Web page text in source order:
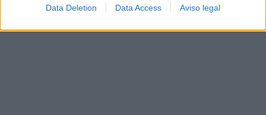
Data Deletion Data Access Aviso legal